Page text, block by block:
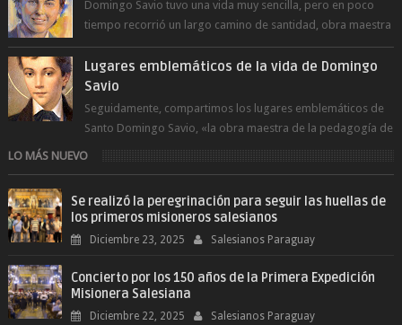
Domingo Savio tuvo una vida muy sencilla, pero en poco
tiempo recorrió un largo camino de santidad, obra maestra
del Espíritu Santo y fr...
Lugares emblemáticos de la vida de Domingo
Savio
Seguidamente, compartimos los lugares emblemáticos de
Santo Domingo Savio, «la obra maestra de la pedagogía de
Don Bosco». San Giovann...
LO MÁS NUEVO
Se realizó la peregrinación para seguir las huellas de
los primeros misioneros salesianos
Diciembre 23, 2025 Salesianos Paraguay
Concierto por los 150 años de la Primera Expedición
Misionera Salesiana
Diciembre 22, 2025 Salesianos Paraguay